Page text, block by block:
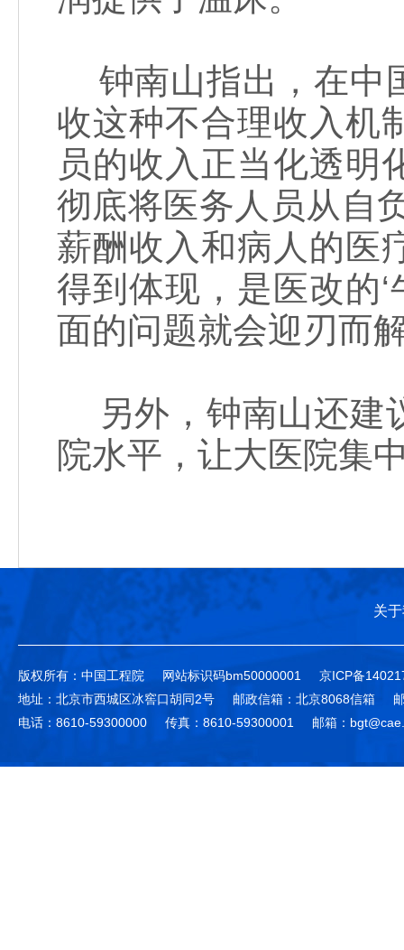
钟南山指出，在中
收这种不合理收入机
员的收入正当化透明
彻底将医务人员从自
薪酬收入和病人的医
得到体现，是医改的‘
面的问题就会迎刃而
另外，钟南山还建
院水平，让大医院集
关
版权所有：中国工程院 网站标识码bm50000001
京ICP备
地址：北京市西城区冰窖口胡同2号
邮政信箱：北京8068信箱
电话：8610-59300000
传真：8610-59300001 邮箱：